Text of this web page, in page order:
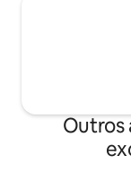
Outros